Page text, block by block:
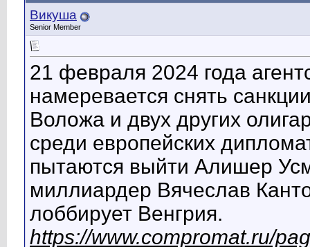
Викуша
Senior Member
21 февраля 2024 года
намеревается снять
Воложа и двух других
среди европейских
пытаются выйти Алишер
миллиардер Вячеслав
лоббирует Венгрия.
https://www.compromat.ru/